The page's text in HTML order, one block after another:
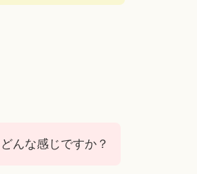
んな感じですか？